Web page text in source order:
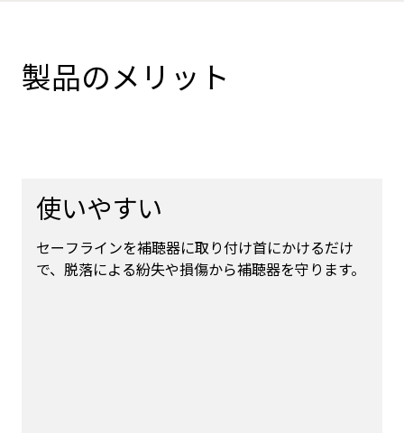
製品のメリット
使いやすい
セーフラインを補聴器に取り付け首にかけるだけ
で、脱落による紛失や損傷から補聴器を守ります。